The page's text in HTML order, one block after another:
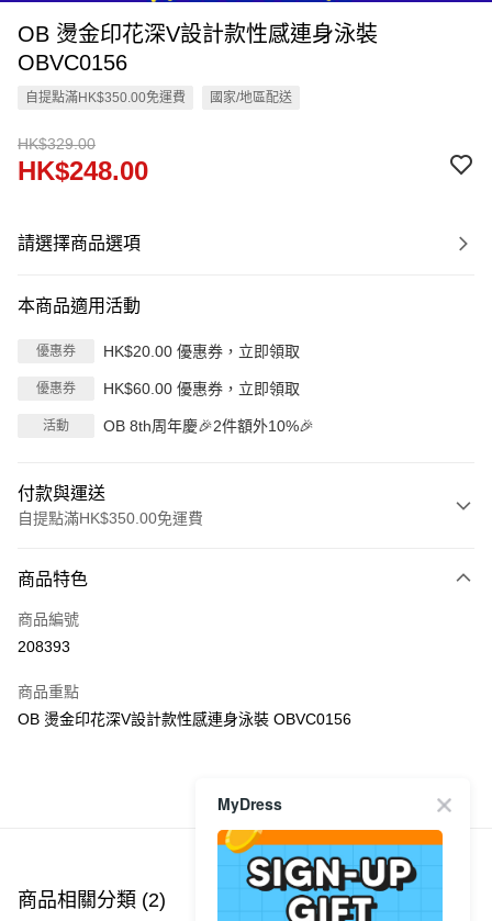
OB 燙金印花深V設計款性感連身泳裝
OBVC0156
自提點滿HK$350.00免運費 國家/地區配送
HK$329.00
HK$248.00
請選擇商品選項
本商品適用活動
優惠券 HK$20.00 優惠券，立即領取
優惠券 HK$60.00 優惠券，立即領取
活動 OB 8th周年慶🎉2件額外10%🎉
付款與運送
自提點滿HK$350.00免運費
信用卡
Apple Pay
PayMe
每筆HK$40.00，滿HK$350.00或以上免運費
付款後順豐站及營業點
商品特色
商品編號
208393
商品重點
OB 燙金印花深V設計款性感連身泳裝 OBVC0156
商品推薦
商品相關分類 (2)
MyDress